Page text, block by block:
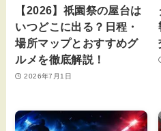
【2026】祇園祭の屋台は
いつどこに出る？日程・
場所マップとおすすめグ
ルメを徹底解説！
2026年7月1日